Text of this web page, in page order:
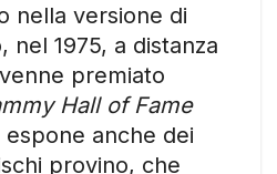
nella versione di
nel 1975, a distanza
premiato
Hall of Fame
anche dei
provino, che